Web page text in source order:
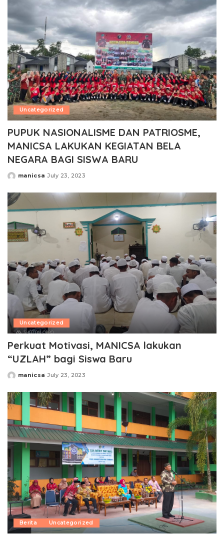
Uncategorized
PUPUK NASIONALISME DAN PATRIOSME,
MANICSA LAKUKAN KEGIATAN BELA
NEGARA BAGI SISWA BARU
Posted
manicsa July 23, 2023
Uncategorized
Perkuat Motivasi, MANICSA lakukan
“UZLAH” bagi Siswa Baru
Posted
manicsa July 23, 2023
Berita Uncategorized